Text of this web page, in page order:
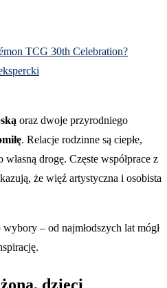
TCG 30th Celebration?
oraz dwoje przyrodniego
. Relacje rodzinne są ciepłe,
drogę. Częste współprace z
że więź artystyczna i osobista
– od najmłodszych lat mógł